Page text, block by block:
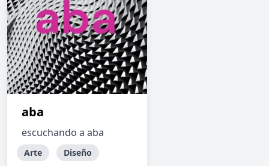
aba
escuchando a aba
Arte Diseño